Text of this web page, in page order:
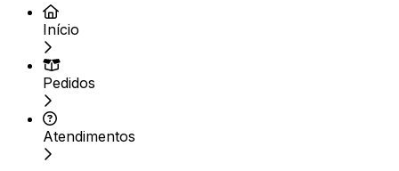
Início
Pedidos
Atendimentos